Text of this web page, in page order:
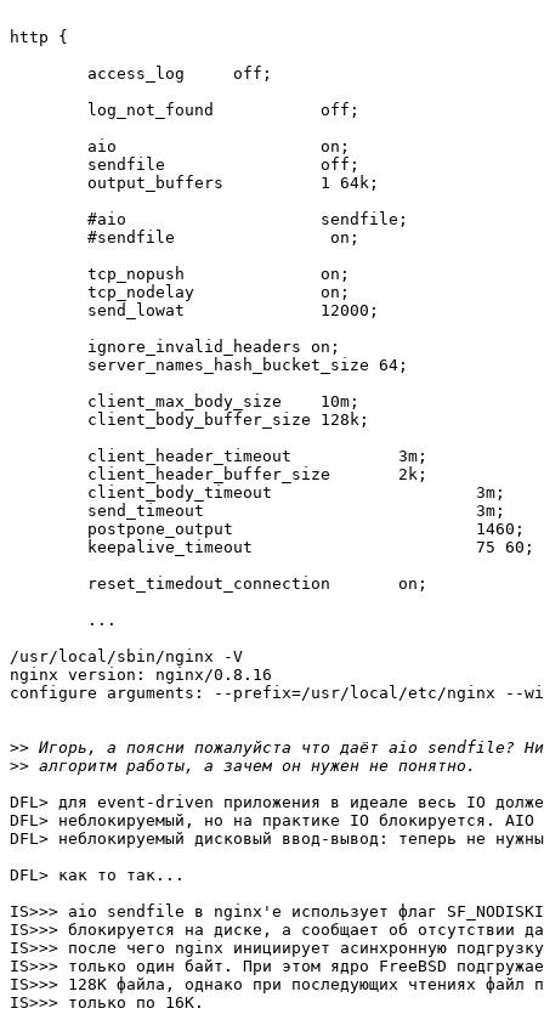
http {
        access_log     off;
        log_not_found           off;
        aio                     on;
        sendfile                off;
        output_buffers          1 64k;
        #aio                    sendfile;
        #sendfile                on;
        tcp_nopush              on;
        tcp_nodelay             on;
        send_lowat              12000;
        ignore_invalid_headers on;
        server_names_hash_bucket_size 64;
        client_max_body_size    10m;
        client_body_buffer_size 128k;
        client_header_timeout           3m;
        client_header_buffer_size       2k;
        client_body_timeout                     3m;
        send_timeout                            3m;
        postpone_output                         1460;
        keepalive_timeout                       75 60;
        reset_timedout_connection       on;
        ...
/usr/local/sbin/nginx -V
nginx version: nginx/0.8.16
configure arguments: --prefix=/usr/local/etc/nginx --
>>
>>
DFL> для event-driven приложения в идеале весь IO
DFL> неблокируемый, но на практике IO блокируется.
DFL> неблокируемый дисковый ввод-вывод: теперь не
DFL> как то так...
IS>>> aio sendfile в nginx'е использует флаг
IS>>> блокируется на диске, а сообщает об отсутствии
IS>>> после чего nginx инициирует асинхронную
IS>>> только один байт. При этом ядро FreeBSD
IS>>> 128K файла, однако при последующих чтениях файл
IS>>> только по 16K.